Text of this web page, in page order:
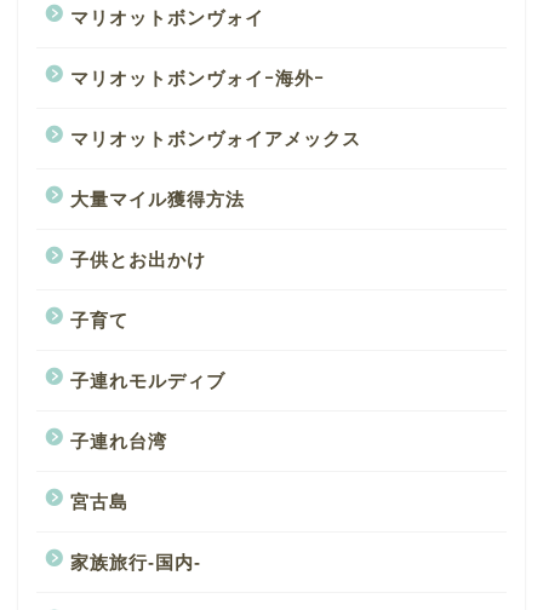
マリオットボンヴォイ
マリオットボンヴォイｰ海外ｰ
マリオットボンヴォイアメックス
大量マイル獲得方法
子供とお出かけ
子育て
子連れモルディブ
子連れ台湾
宮古島
家族旅行-国内-